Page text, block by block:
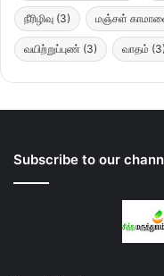
நீரிழிவு (3) மஞ்சள்
வயிற்றுப்புண் (3) வாதம் (3)
Subscribe to our